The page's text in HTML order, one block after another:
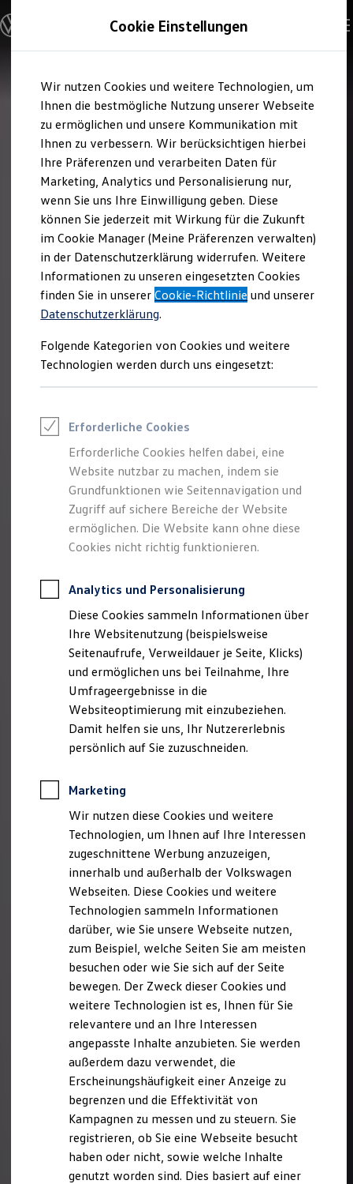
Hauptinhalt
springen
Footer
springen
Modelle und Konfigurator
Konfigurator
Modelle vergleichen
Elektroautos
ENERGY Sondermodelle
Nutzfahrzeuge
SUV und CUV
Familienautos
Kombis
Kompaktwagen
Sportwagen
Schnell verfügbare Fahrzeuge
Angebote und Produkte
Aktuelle Angebote
E-Auto-Förderung
Volkswagen Marktplatz
Die ENERGY Sondermodelle
Junge Gebrauchtwagen und Gebrauchtwagen
Volkswagen Zertifizierte Gebrauchtwagen
Elektromobilität bei Gebrauchtwagen
Saisonangebote
Reifenpakete
Leasing
Leasing-Angebote
Elektroauto Leasing
Kleinwagen-Leasing
Leasing ohne Anzahlung
Finanzierung
Autokredit mit Schlussrate
Versicherungen und Garantien
Kfz-Versicherung
Restschuldversicherungen
Garantien
Professional Class bei Volkswagen
Behörden
Direktkunden
Sonderfahrzeuge
Anpfiff zum Gewinn
Elektromobilität
Elektroautos
ID. Tutorials
Elektrofahrzeugkonzepte
ID. EVERY1
Reichweite
Rekuperation
Laden unterwegs
Laden Zuhause
Ladestationen finden
Ladezeitensimulator
Batterie
Sicherheit
Nachhaltigkeit
Technologie
Kosten und Kauf
Verbrauchskosten
Kaufoptionen
E-Auto-Förderung
Software und Konnektivität
Die ID. Software 6
ID. Software Versionen und Updates
Digitale Extras
Schnittstellen zu Ihrem ID.
Marke und Erlebnis
Volkswagen R und R Experience
R-Modelle
R Experience
Driving Experience
Volkswagen entdecken
Werkbesichtigung
Cookie Einstellungen
Wir nutzen Cookies und weitere Technologien, um
Ihnen die bestmögliche Nutzung unserer Webseite
zu ermöglichen und unsere Kommunikation mit
Ihnen zu verbessern. Wir berücksichtigen hierbei
Ihre Präferenzen und verarbeiten Daten für
Marketing, Analytics und Personalisierung nur,
wenn Sie uns Ihre Einwilligung geben. Diese
können Sie jederzeit mit Wirkung für die Zukunft
im Cookie Manager (Meine Präferenzen verwalten)
in der Datenschutzerklärung widerrufen. Weitere
Informationen zu unseren eingesetzten Cookies
finden Sie in unsererCookie-Richtlinie und unserer
Datenschutzerklärung.
Folgende Kategorien von Cookies und weitere
Technologien werden durch uns eingesetzt:
Erforderliche Cookies
Erforderliche Cookies helfen dabei, eine
Website nutzbar zu machen, indem sie
Grundfunktionen wie Seitennavigation und
Zugriff auf sichere Bereiche der Website
ermöglichen. Die Website kann ohne diese
Cookies nicht richtig funktionieren.
Analytics und Personalisierung
Diese Cookies sammeln Informationen über
Ihre Websitenutzung (beispielsweise
Seitenaufrufe, Verweildauer je Seite, Klicks)
und ermöglichen uns bei Teilnahme, Ihre
Umfrageergebnisse in die
Websiteoptimierung mit einzubeziehen.
Damit helfen sie uns, Ihr Nutzererlebnis
persönlich auf Sie zuzuschneiden.
Marketing
Wir nutzen diese Cookies und weitere
Technologien, um Ihnen auf Ihre Interessen
zugeschnittene Werbung anzuzeigen,
innerhalb und außerhalb der Volkswagen
Webseiten. Diese Cookies und weitere
Technologien sammeln Informationen
darüber, wie Sie unsere Webseite nutzen,
zum Beispiel, welche Seiten Sie am meisten
besuchen oder wie Sie sich auf der Seite
bewegen. Der Zweck dieser Cookies und
weitere Technologien ist es, Ihnen für Sie
relevantere und an Ihre Interessen
angepasste Inhalte anzubieten. Sie werden
außerdem dazu verwendet, die
Erscheinungshäufigkeit einer Anzeige zu
begrenzen und die Effektivität von
Kampagnen zu messen und zu steuern. Sie
registrieren, ob Sie eine Webseite besucht
haben oder nicht, sowie welche Inhalte
genutzt worden sind. Dies basiert auf einer